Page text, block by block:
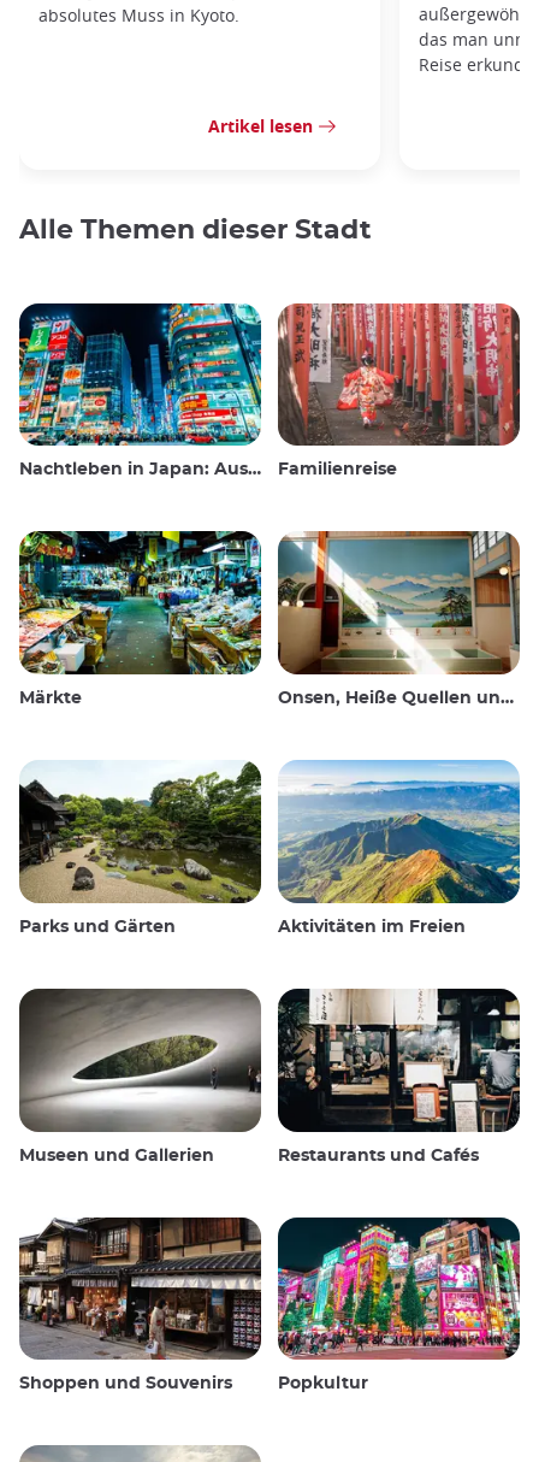
absolutes Muss in Kyoto.
Artikel lesen
das man
Reise
Alle Themen dieser Stadt
Nachtleben in Japan: Ausgehen, sehen und trinken Familienreise
Märkte Onsen, Heiße Quellen und öffentliche Bäder
Parks und Gärten Aktivitäten im Freien
Museen und Gallerien Restaurants und Cafés
Shoppen und Souvenirs Popkultur